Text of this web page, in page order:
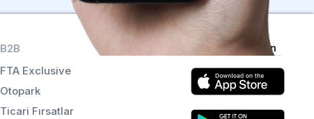
B2B
FTA Exclusive
Otopark
Ticari Fırsatlar
Uygulamaları alın